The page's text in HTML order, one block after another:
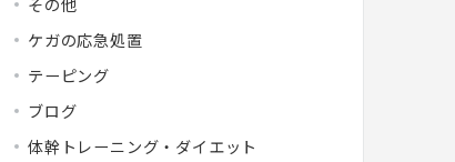
その他
ケガの応急処置
テーピング
ブログ
体幹トレーニング・ダイエット